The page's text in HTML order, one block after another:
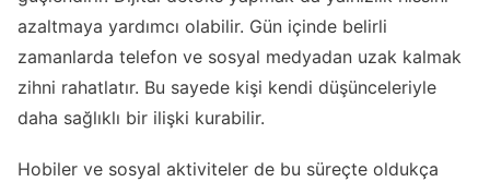
azaltmaya yardımcı olabilir. Gün içinde belirli
zamanlarda telefon ve sosyal medyadan uzak kalmak
zihni rahatlatır. Bu sayede kişi kendi düşünceleriyle
daha sağlıklı bir ilişki kurabilir.
Hobiler ve sosyal aktiviteler de bu süreçte oldukça